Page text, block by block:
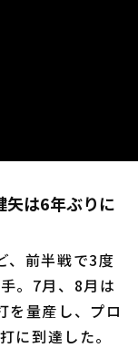
矢は6年ぶりに
、前半戦で3度
。7月、8月は
を量産し、プロ
に到達した。